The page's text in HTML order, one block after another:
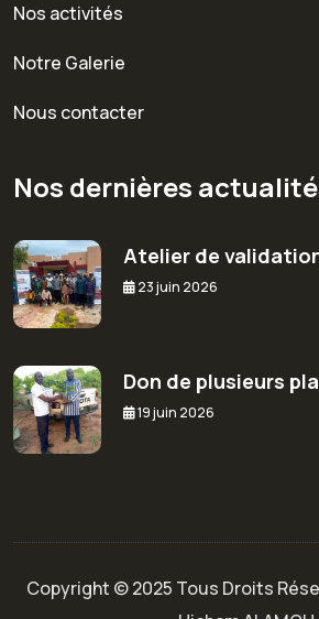
Nos activités
Notre Galerie
Nous contacter
Nos dernières
Atelier de
23 juin 2026
Don de plusieurs
19 juin 2026
Copyright © 2025 Tous Droits